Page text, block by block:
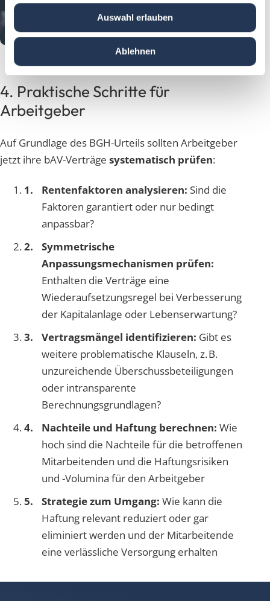
Auswahl erlauben
Ablehnen
4. Praktische Schritte für
Arbeitgeber
Auf Grundlage des BGH-Urteils sollten Arbeitgeber
jetzt ihre bAV-Verträge systematisch prüfen:
Rentenfaktoren analysieren: Sind die
Faktoren garantiert oder nur bedingt
anpassbar?
Symmetrische
Anpassungsmechanismen prüfen:
Enthalten die Verträge eine
Wiederaufsetzungsregel bei Verbesserung
der Kapitalanlage oder Lebenserwartung?
Vertragsmängel identifizieren: Gibt es
weitere problematische Klauseln, z. B.
unzureichende Überschussbeteiligungen
oder intransparente
Berechnungsgrundlagen?
Nachteile und Haftung berechnen: Wie
hoch sind die Nachteile für die betroffenen
Mitarbeitenden und die Haftungsrisiken
und -Volumina für den Arbeitgeber
Strategie zum Umgang: Wie kann die
Haftung relevant reduziert oder gar
eliminiert werden und der Mitarbeitende
eine verlässliche Versorgung erhalten